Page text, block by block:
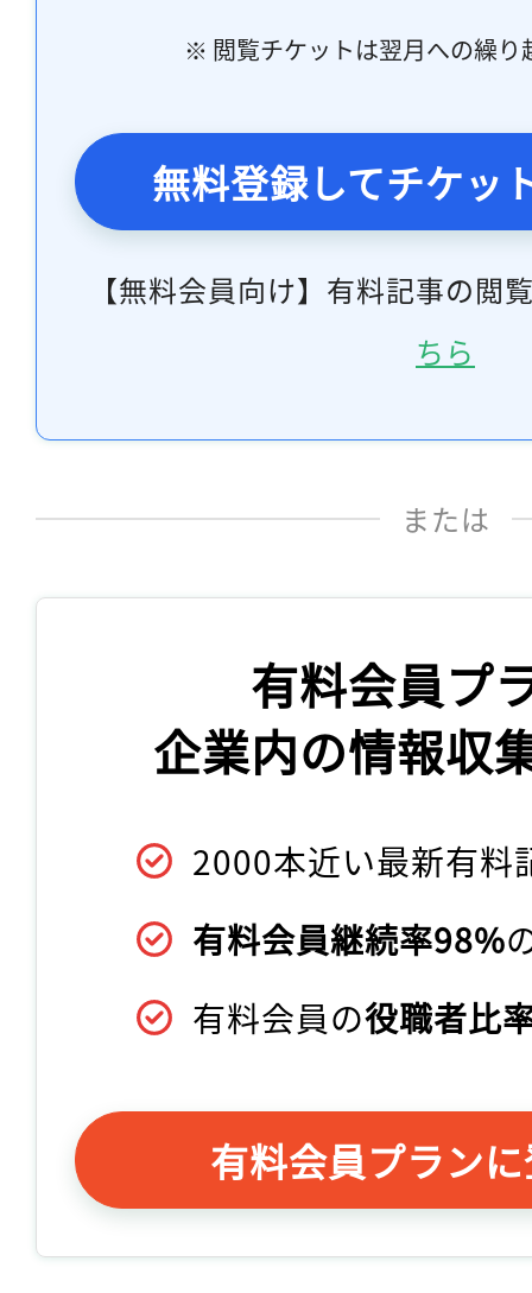
※ 閲覧チケットは翌月への繰り
無料登録してチケッ
【無料会員向け】有料記事の閲
ちら
または
有料会員プ
企業内の情報収
2000本近い最新有料
有料会員継続率98%
有料会員の役職者比
有料会員プラン